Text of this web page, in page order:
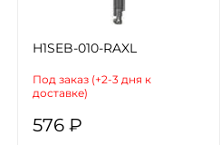
H1SEB-010-RAXL
Под заказ (+2-3 дня к
доставке)
576 ₽